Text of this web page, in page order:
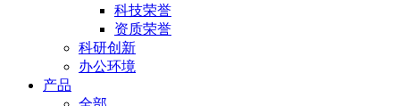
科技荣誉
资质荣誉
科研创新
办公环境
产品